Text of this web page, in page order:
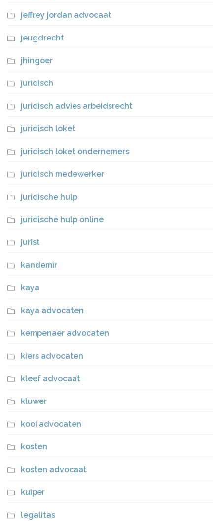
jeffrey jordan advocaat
jeugdrecht
jhingoer
juridisch
juridisch advies arbeidsrecht
juridisch loket
juridisch loket ondernemers
juridisch medewerker
juridische hulp
juridische hulp online
jurist
kandemir
kaya
kaya advocaten
kempenaer advocaten
kiers advocaten
kleef advocaat
kluwer
kooi advocaten
kosten
kosten advocaat
kuiper
legalitas